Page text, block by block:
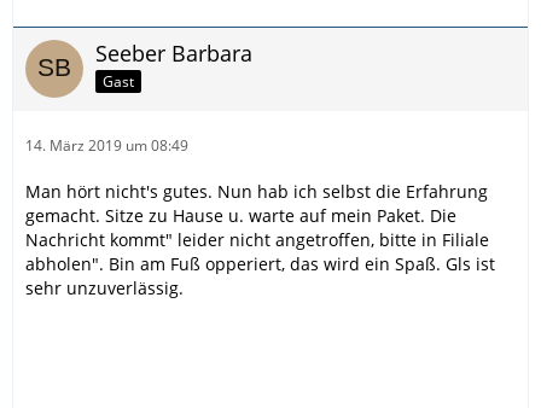
Seeber Barbara
Gast
14. März 2019 um 08:49
Man hört nicht's gutes. Nun hab ich selbst die Erfahrung
gemacht. Sitze zu Hause u. warte auf mein Paket. Die
Nachricht kommt" leider nicht angetroffen, bitte in Filiale
abholen". Bin am Fuß opperiert, das wird ein Spaß. Gls ist
sehr unzuverlässig.